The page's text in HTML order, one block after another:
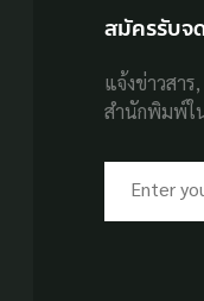
สมัครรับจ
แจ้งข่าวสา
สำนักพิมพ์ใ